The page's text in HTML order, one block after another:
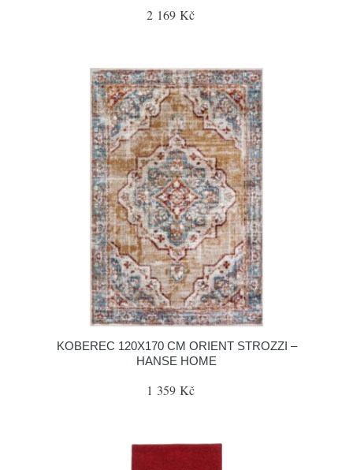
2 169 Kč
KOBEREC 120X170 CM ORIENT STROZZI –
HANSE HOME
1 359 Kč